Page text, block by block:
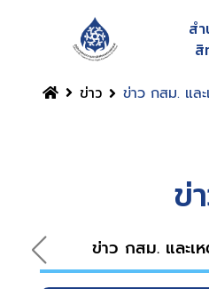
ส
สิ
ข่าว
ข่าว กสม. แล
ข่
ข่าว กสม. และ